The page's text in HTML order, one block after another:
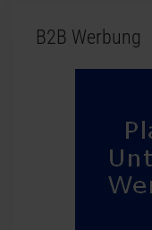
B2B Werbung